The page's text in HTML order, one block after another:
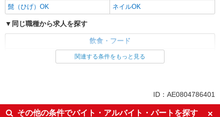
髭（ひげ）OK
ネイルOK
同じ職種から求人を探す
飲食・フード
調理・調理補助・調理師
副業・WワークOK
交通費支給
関連する条件をもっと見る
ID：AE0804786401
その他の条件でバイト・アルバイト・パートを探す